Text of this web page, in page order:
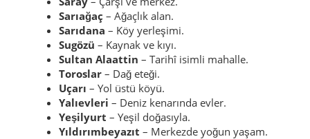
Sarıağaç – Ağaçlık alan.
Sarıdana – Köy yerleşimi.
Sugözü – Kaynak ve kıyı.
Sultan Alaattin – Tarihî isimli mahalle.
Toroslar – Dağ eteği.
Uçarı – Yol üstü köyü.
Yalıevleri – Deniz kenarında evler.
Yeşilyurt – Yeşil doğasıyla.
Yıldırımbeyazıt – Merkezde yoğun yaşam.